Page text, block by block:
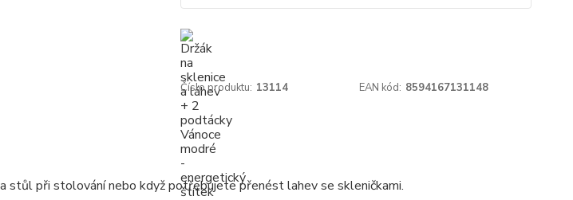
Číslo produktu: 13114 EAN kód: 8594167131148
stůl při stolování nebo když potřebujete přenést lahev se skleničkami.